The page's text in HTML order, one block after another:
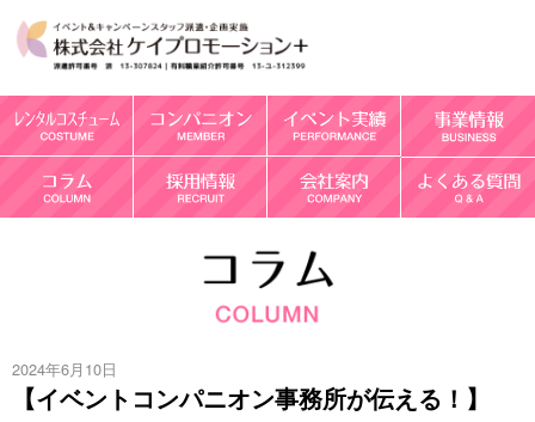
2024年6月10日
【イベントコンパニオン事務所が伝える！】